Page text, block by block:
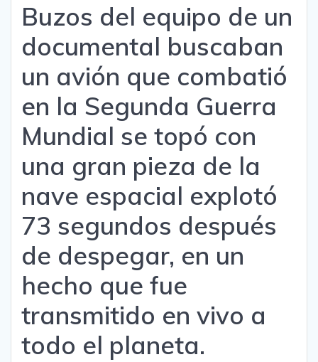
Buzos del equipo de un
documental buscaban
un avión que combatió
en la Segunda Guerra
Mundial se topó con
una gran pieza de la
nave espacial explotó
73 segundos después
de despegar, en un
hecho que fue
transmitido en vivo a
todo el planeta.